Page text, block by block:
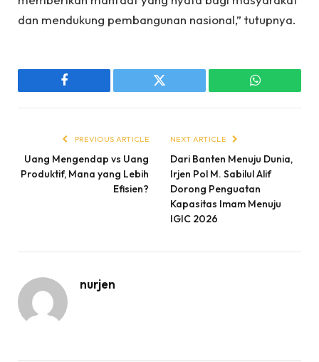
dan mendukung pembangunan nasional,” tutupnya.
Facebook Twitter WhatsApp
PREVIOUS ARTICLE
Uang Mengendap vs Uang
Produktif, Mana yang Lebih
Efisien?
NEXT ARTICLE
Dari Banten Menuju Dunia,
Irjen Pol M. Sabilul Alif
Dorong Penguatan
Kapasitas Imam Menuju
IGIC 2026
nurjen